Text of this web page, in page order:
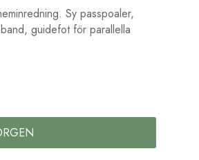
Sy passpoaler,
guidefot för parallella